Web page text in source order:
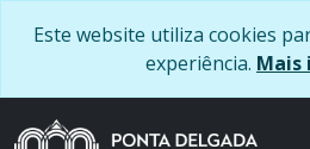
Este website utiliza cookies
experiência. Mais